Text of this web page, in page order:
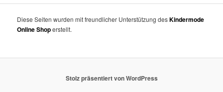
Diese Seiten wurden mit freundlicher Unterstützung desKindermode
Online Shoperstellt.
Stolz präsentiert von WordPress